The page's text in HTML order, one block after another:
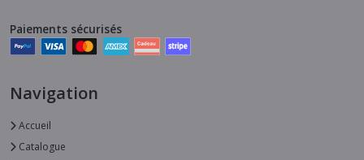
Paiements sécurisés
Navigation
Accueil
Catalogue